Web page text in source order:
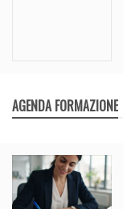
AGENDA FORMAZIONE